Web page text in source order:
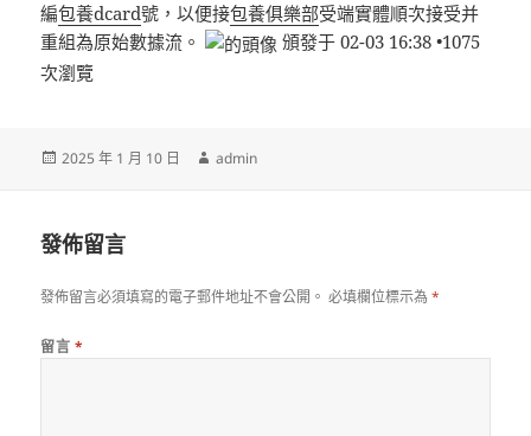
編包養dcard號，以便接包養俱樂部受端實體順次接受并
重組為原始數據流。
頒發于 02-03 16:38 •1075
次瀏覽
發
2025 年 1 月 10 日
作
admin
發佈留言
發佈留言必須填寫的電子郵件地址不會公開。 必填欄位標示為*
留言 *